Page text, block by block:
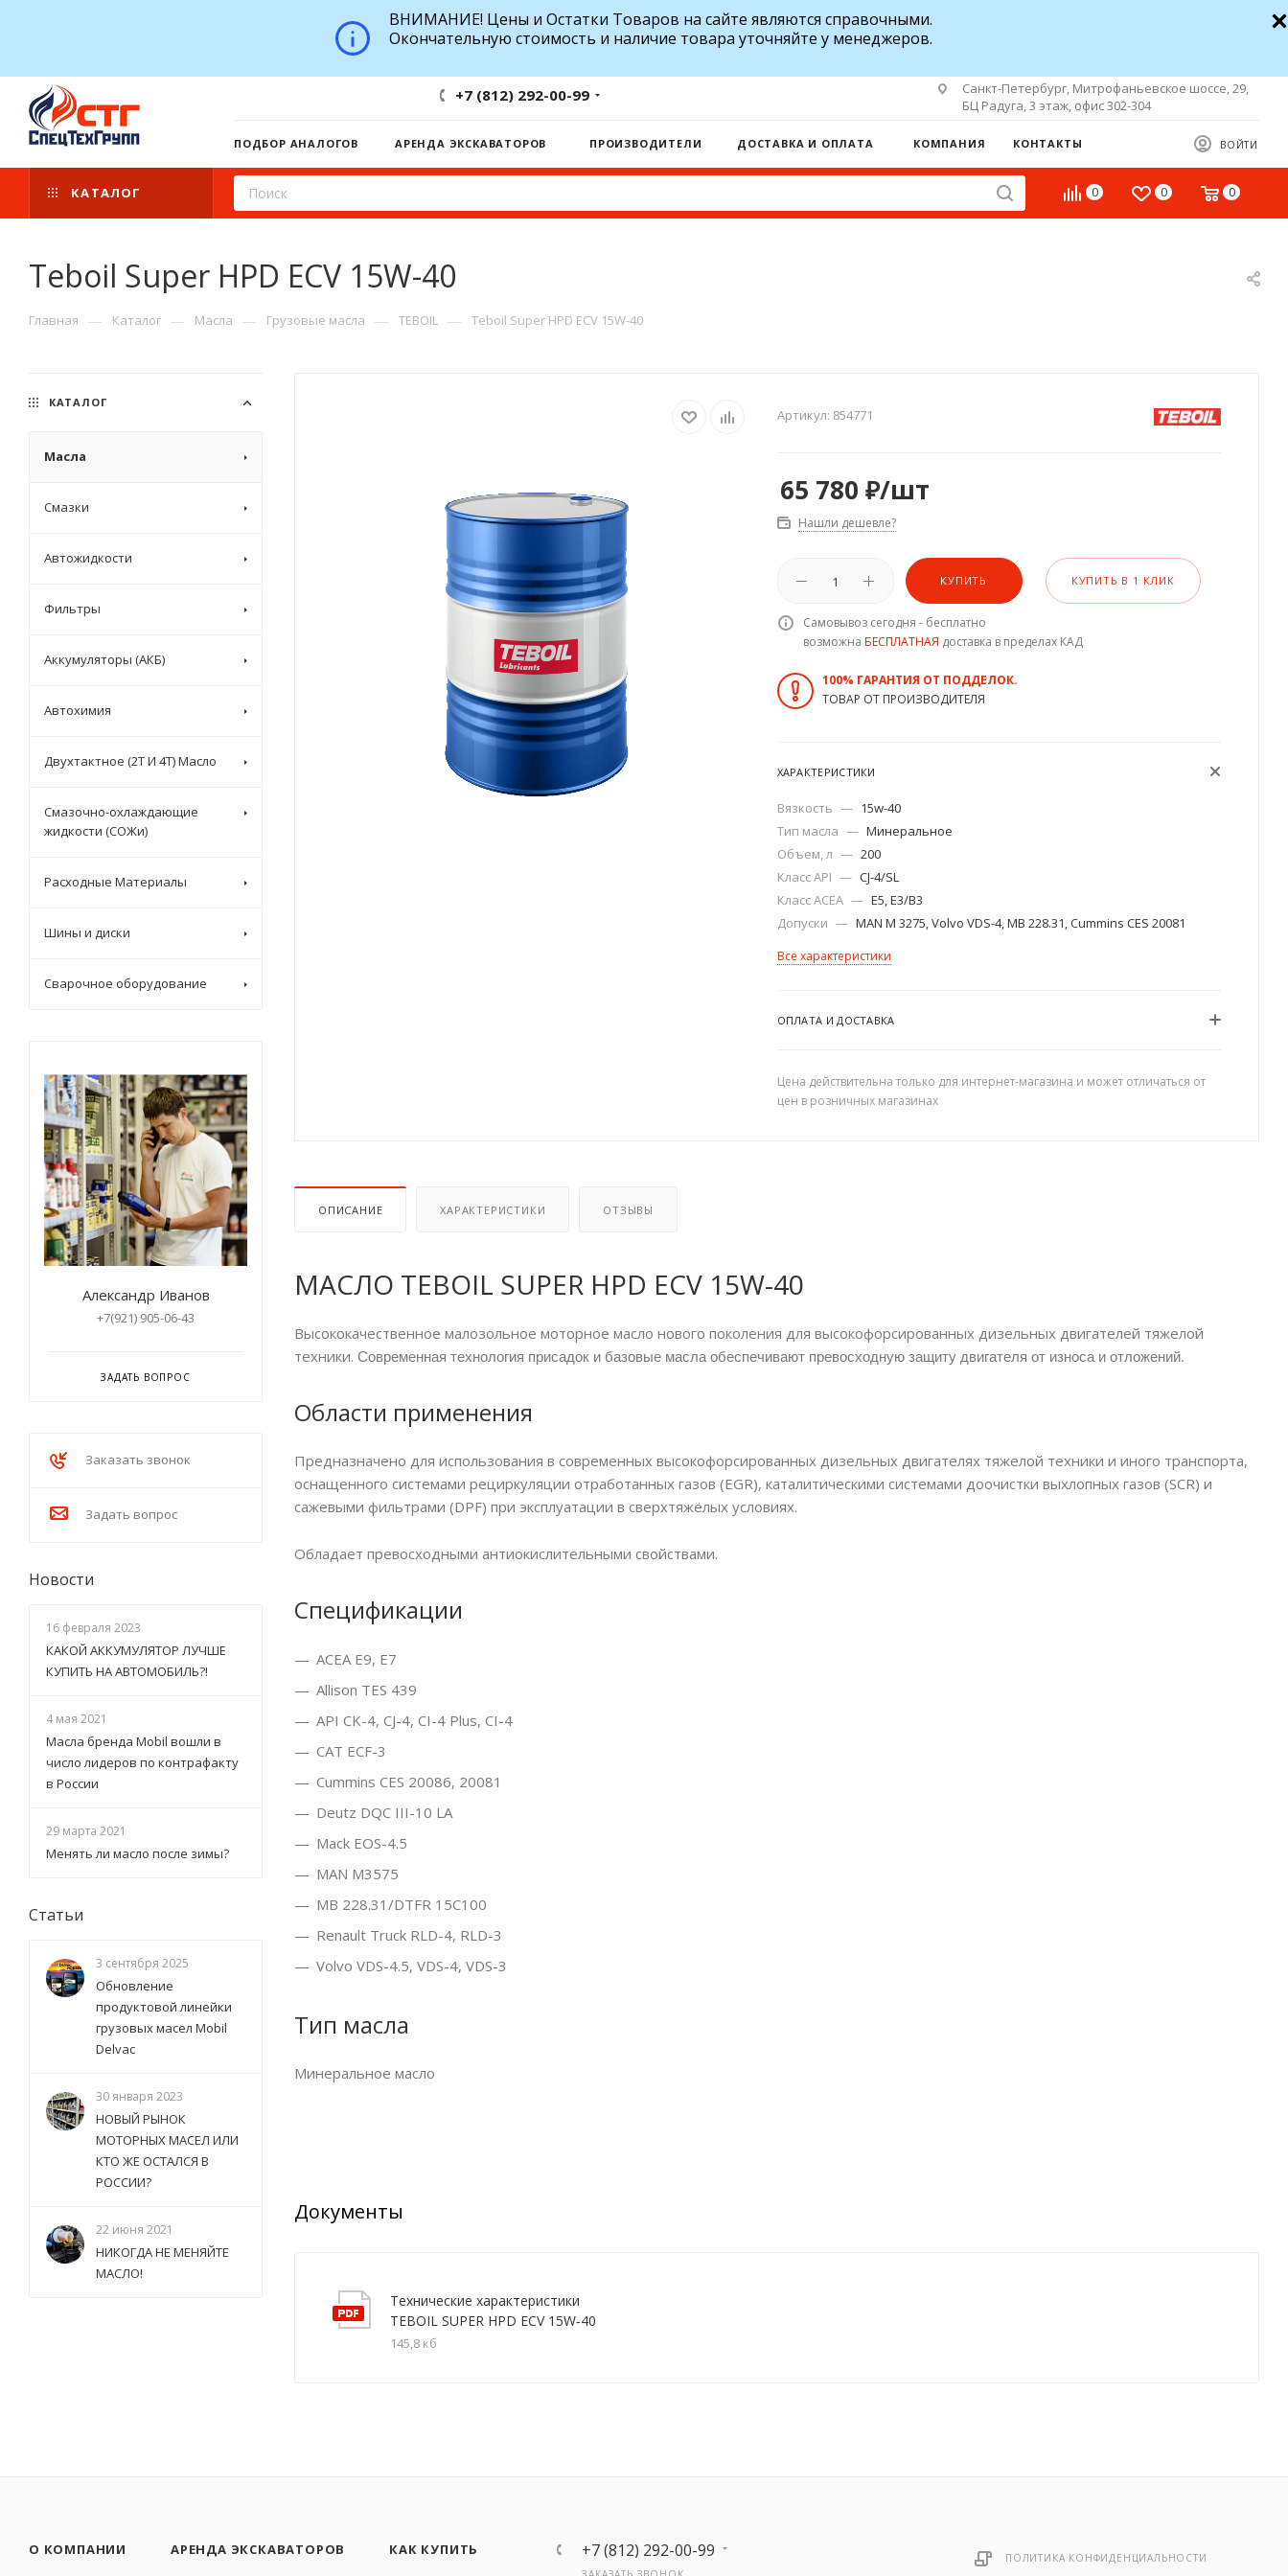
ВНИМАНИЕ! Цены и Остатки Товаров на сайте являются справочными.
Окончательную стоимость и наличие товара уточняйте у менеджеров.
+7 (812) 292-00-99
Санкт-Петербург, Митрофаньевское шоссе, 29,
БЦ Радуга, 3 этаж, офис 302-304
ВОЙТИ
ПОДБОР АНАЛОГОВ АРЕНДА ЭКСКАВАТОРОВ ПРОИЗВОДИТЕЛИ ДОСТАВКА И ОПЛАТА КОМПАНИЯ КОНТАКТЫ
0 0 0
КАТАЛОГ
Teboil Super HPD ECV 15W-40
Главная — Каталог — Масла — Грузовые масла — TEBOIL — Teboil Super HPD ECV 15W-40
Артикул: 854771
65 780 ₽/шт
Нашли дешевле?
КУПИТЬ КУПИТЬ В 1 КЛИК
Самовывоз сегодня - бесплатно
возможна БЕСПЛАТНАЯ доставка в пределах КАД
100% ГАРАНТИЯ ОТ ПОДДЕЛОК.
ТОВАР ОТ ПРОИЗВОДИТЕЛЯ
ХАРАКТЕРИСТИКИ
Вязкость — 15w-40
Тип масла — Минеральное
Объем, л — 200
Класс API — CJ-4/SL
Класс ACEA — E5, E3/B3
Допуски — MAN M 3275, Volvo VDS-4, MB 228.31, Cummins CES 20081
Все характеристики
ОПЛАТА И ДОСТАВКА
Цена действительна только для интернет-магазина и может отличаться от
цен в розничных магазинах
ОПИСАНИЕ ХАРАКТЕРИСТИКИ ОТЗЫВЫ
МАСЛО TEBOIL SUPER HPD ECV 15W-40
Высококачественное малозольное моторное масло нового поколения для высокофорсированных дизельных двигателей тяжелой
техники. Современная технология присадок и базовые масла обеспечивают превосходную защиту двигателя от износа и отложений.
Области применения
Предназначено для использования в современных высокофорсированных дизельных двигателях тяжелой техники и иного транспорта,
оснащенного системами рециркуляции отработанных газов (EGR), каталитическими системами доочистки выхлопных газов (SCR) и
сажевыми фильтрами (DPF) при эксплуатации в сверхтяжёлых условиях.
Обладает превосходными антиокислительными свойствами.
Спецификации
ACEA E9, E7
Allison TES 439
API CK-4, CJ-4, CI-4 Plus, CI-4
CAT ECF-3
Cummins CES 20086, 20081
Deutz DQC III-10 LA
Mack EOS-4.5
MAN M3575
MB 228.31/DTFR 15C100
Renault Truck RLD-4, RLD-3
Volvo VDS-4.5, VDS-4, VDS-3
Тип масла
Минеральное масло
Документы
Технические характеристики
TEBOIL SUPER HPD ECV 15W‑40
145,8 кб
КАТАЛОГ
Масла
Смазки
Автожидкости
Фильтры
Аккумуляторы (АКБ)
Автохимия
Двухтактное (2T И 4T) Масло
Смазочно-охлаждающие
жидкости (СОЖи)
Расходные Материалы
Шины и диски
Сварочное оборудование
Александр Иванов
+7(921) 905-06-43
ЗАДАТЬ ВОПРОС
Заказать звонок
Задать вопрос
Новости
16 февраля 2023
КАКОЙ АККУМУЛЯТОР ЛУЧШЕ
КУПИТЬ НА АВТОМОБИЛЬ?!
4 мая 2021
Масла бренда Mobil вошли в
число лидеров по контрафакту
в России
29 марта 2021
Менять ли масло после зимы?
Статьи
3 сентября 2025
Обновление
продуктовой линейки
грузовых масел Mobil
Delvac
30 января 2023
НОВЫЙ РЫНОК
МОТОРНЫХ МАСЕЛ ИЛИ
КТО ЖЕ ОСТАЛСЯ В
РОССИИ?
22 июня 2021
НИКОГДА НЕ МЕНЯЙТЕ
МАСЛО!
О КОМПАНИИ АРЕНДА ЭКСКАВАТОРОВ
КАК КУПИТЬ
+7 (812) 292-00-99 ПОЛИТИКА КОНФИДЕНЦИАЛЬНОСТИ